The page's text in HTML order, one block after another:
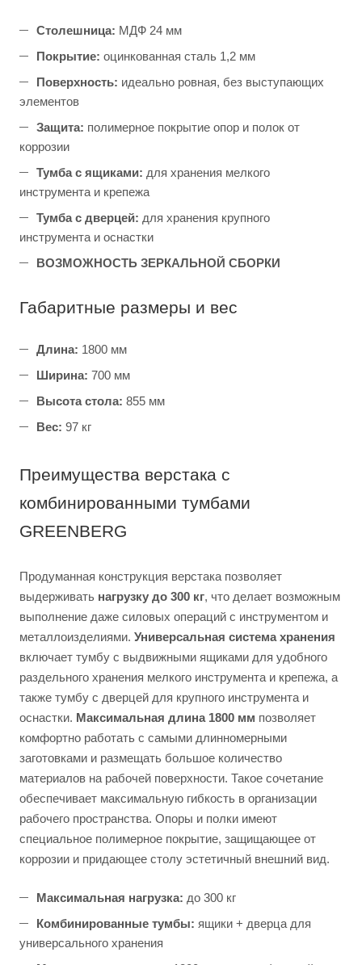
Столешница: МДФ 24 мм
Покрытие: оцинкованная сталь 1,2 мм
Поверхность: идеально ровная, без выступающих
элементов
Защита: полимерное покрытие опор и полок от
коррозии
Тумба с ящиками: для хранения мелкого
инструмента и крепежа
Тумба с дверцей: для хранения крупного
инструмента и оснастки
ВОЗМОЖНОСТЬ ЗЕРКАЛЬНОЙ СБОРКИ
Габаритные размеры и вес
Длина: 1800 мм
Ширина: 700 мм
Высота стола: 855 мм
Вес: 97 кг
Преимущества верстака с
комбинированными тумбами
GREENBERG
Продуманная конструкция верстака позволяет
выдерживать нагрузку до 300 кг, что делает возможным
выполнение даже силовых операций с инструментом и
металлоизделиями. Универсальная система хранения
включает тумбу с выдвижными ящиками для удобного
раздельного хранения мелкого инструмента и крепежа, а
также тумбу с дверцей для крупного инструмента и
оснастки. Максимальная длина 1800 мм позволяет
комфортно работать с самыми длинномерными
заготовками и размещать большое количество
материалов на рабочей поверхности. Такое сочетание
обеспечивает максимальную гибкость в организации
рабочего пространства. Опоры и полки имеют
специальное полимерное покрытие, защищающее от
коррозии и придающее столу эстетичный внешний вид.
Максимальная нагрузка: до 300 кг
Комбинированные тумбы: ящики + дверца для
универсального хранения